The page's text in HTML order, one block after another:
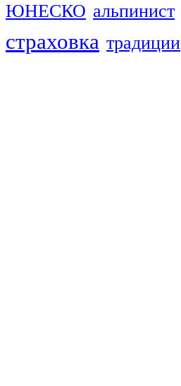
ЮНЕСКО альпинист
страховка традиции